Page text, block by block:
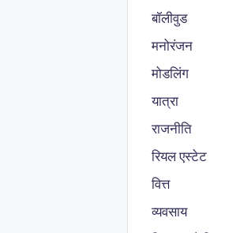
बॉलीवुड
मनोरंजन
मोडलिंग
यात्रा
राजनीति
रियल एस्टेट
वित्त
व्यवसाय